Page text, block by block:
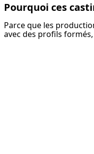
Pourquoi ces
Parce que les
avec des profils